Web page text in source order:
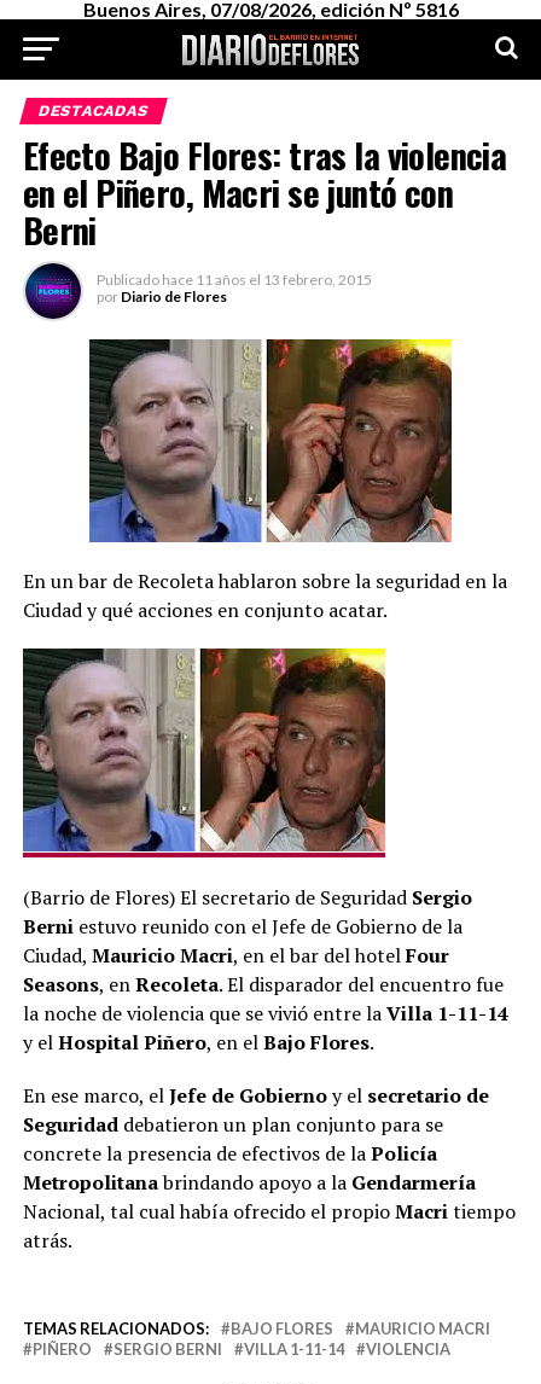
Buenos Aires, 07/08/2026, edición Nº 5816
DESTACADAS
Efecto Bajo Flores: tras la violencia
en el Piñero, Macri se juntó con
Berni
Publicado hace 11 años el 13 febrero, 2015
por Diario de Flores
En un bar de Recoleta hablaron sobre la seguridad en la
Ciudad y qué acciones en conjunto acatar.
(Barrio de Flores) El secretario de Seguridad Sergio
Berni estuvo reunido con el Jefe de Gobierno de la
Ciudad, Mauricio Macri, en el bar del hotelFour
Seasons, enRecoleta. El disparador del encuentro fue
la noche de violencia que se vivió entre laVilla 1-11-14
y elHospital Piñero, en elBajo Flores.
En ese marco, elJefe de Gobiernoy el secretario de
Seguridaddebatieron un plan conjunto para se
concrete la presencia de efectivos de laPolicía
Metropolitanabrindando apoyo a la Gendarmería
Nacional, tal cual había ofrecido el propioMacritiempo
atrás.
TEMAS RELACIONADOS: BAJO FLORES
MAURICIO MACRI
PIÑERO
SERGIO BERNI VILLA 1-11-14 VIOLENCIA